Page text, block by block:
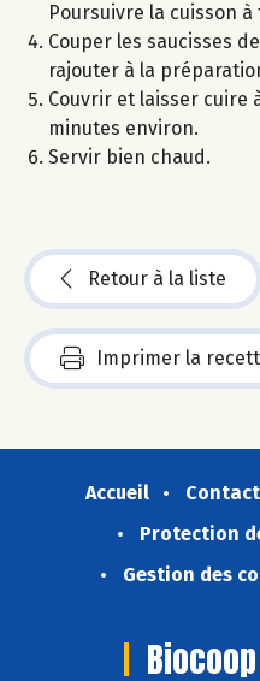
Poursuivre la cuisson à
Couper les saucisses
rajouter à la
Couvrir et laisser cuire
minutes environ.
Servir bien chaud.
Retour à la liste
Imprimer la
Accueil Contact
Protection
Gestion des